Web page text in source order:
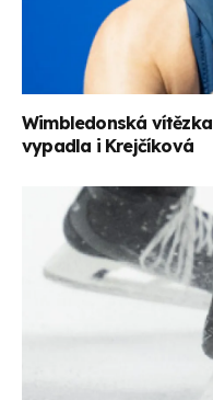
Wimbledonská
vypadla i Krejčíková